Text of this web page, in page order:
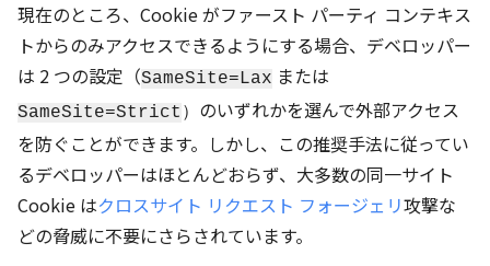
現在のところ、Cookie がファースト パーティ コンテキス
トからのみアクセスできるようにする場合、デベロッパー
は 2 つの設定（SameSite=Lax または
SameSite=Strict ） のいずれかを選んで外部アクセス
を防ぐことができます。しかし、この推奨手法に従ってい
るデベロッパーはほとんどおらず、大多数の同一サイト
Cookie はクロスサイト リクエスト フォージェリ攻撃な
どの脅威に不要にさらされています。